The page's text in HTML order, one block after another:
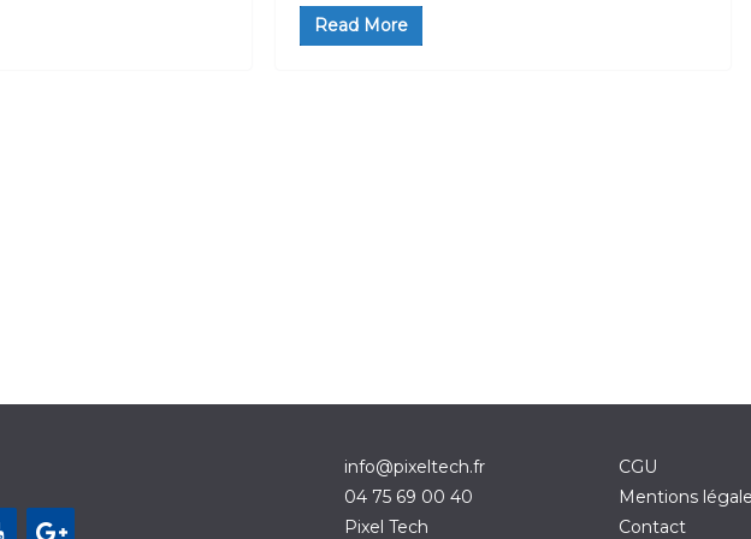
Read More
info@pixeltech.fr
04 75 69 00 40
Pixel Tech
CGU
Mentions
Contact